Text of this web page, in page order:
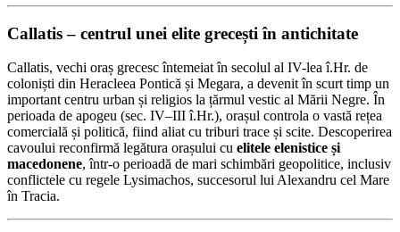
Callatis – centrul unei elite grecești în antichitate
Callatis, vechi oraș grecesc întemeiat în secolul al IV-lea î.Hr. de
coloniști din Heracleea Pontică și Megara, a devenit în scurt timp un
important centru urban și religios la țărmul vestic al Mării Negre. În
perioada de apogeu (sec. IV–III î.Hr.), orașul controla o vastă rețea
comercială și politică, fiind aliat cu triburi trace și scite. Descoperirea
cavoului reconfirmă legătura orașului cu elitele elenistice și
macedonene, într-o perioadă de mari schimbări geopolitice, inclusiv
conflictele cu regele Lysimachos, succesorul lui Alexandru cel Mare
în Tracia.